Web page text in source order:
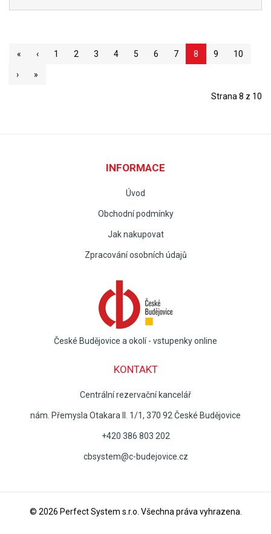
« ‹ 1 2 3 4 5 6 7 8 9 10
› »
Strana 8 z 10
INFORMACE
Úvod
Obchodní podmínky
Jak nakupovat
Zpracování osobních údajů
České Budějovice a okolí - vstupenky online
KONTAKT
Centrální rezervační kancelář
nám. Přemysla Otakara II. 1/1, 370 92 České Budějovice
+420 386 803 202
cbsystem@c-budejovice.cz
© 2026 Perfect System s.r.o . Všechna práva vyhrazena.